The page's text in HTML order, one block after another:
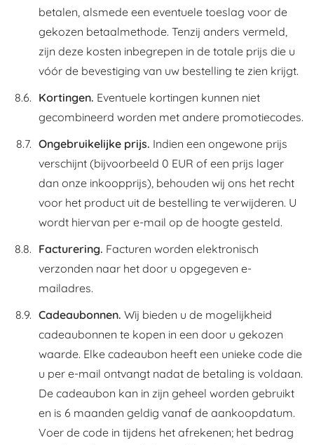
betalen, alsmede een eventuele toeslag voor de
gekozen betaalmethode. Tenzij anders vermeld,
zijn deze kosten inbegrepen in de totale prijs die u
vóór de bevestiging van uw bestelling te zien krijgt.
Kortingen. Eventuele kortingen kunnen niet
gecombineerd worden met andere promotiecodes.
Ongebruikelijke prijs. Indien een ongewone prijs
verschijnt (bijvoorbeeld 0 EUR of een prijs lager
dan onze inkoopprijs), behouden wij ons het recht
voor het product uit de bestelling te verwijderen. U
wordt hiervan per e-mail op de hoogte gesteld.
Facturering. Facturen worden elektronisch
verzonden naar het door u opgegeven e-
mailadres.
Cadeaubonnen. Wij bieden u de mogelijkheid
cadeaubonnen te kopen in een door u gekozen
waarde. Elke cadeaubon heeft een unieke code die
u per e-mail ontvangt nadat de betaling is voldaan.
De cadeaubon kan in zijn geheel worden gebruikt
en is 6 maanden geldig vanaf de aankoopdatum.
Voer de code in tijdens het afrekenen; het bedrag